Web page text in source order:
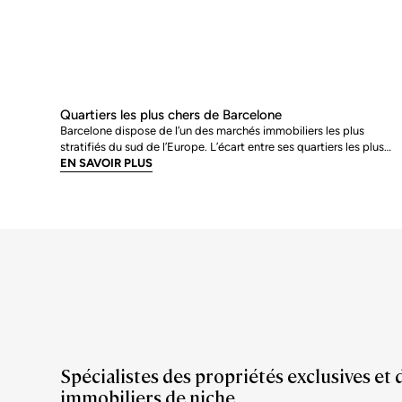
Quartiers les plus chers de Barcelone
Barcelone dispose de l’un des marchés immobiliers les plus
stratifiés du sud de l’Europe. L’écart entre ses quartiers les plus
chers et la moyenne de la ville n’est pas marginal : en juin 2026, les
EN SAVOIR PLUS
Spécialistes des propriétés exclusives et
immobiliers de niche